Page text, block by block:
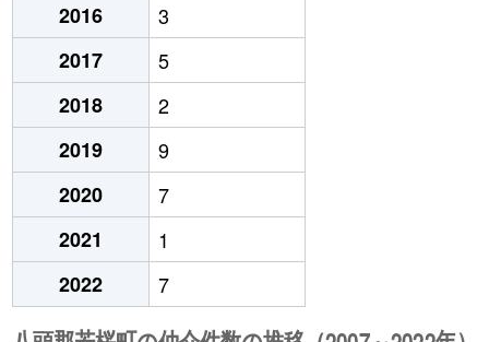
2016
3
2017
5
2018
2
2019
9
2020
7
2021
1
2022
7